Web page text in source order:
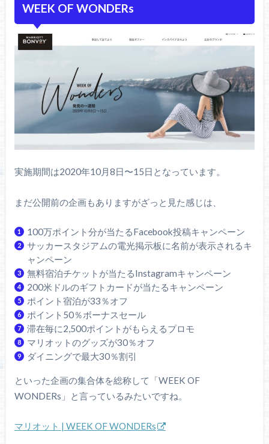
WEEK OF WONDERs
実施期間は2020年10月8日〜15日となっています。
まだ公開前の企画もありますがざっと見た感じは、
100万ポイント分が当たるFacebook投稿キャンペーン
サッカースタジアムの電光掲示板に名前が表示されるキ
ャンペーン
無料宿泊チケットが当たるInstagramキャンペーン
200米ドルのギフトカードが当たるキャンペーン
ポイント宿泊が33％オフ
ポイント50％ボーナスセール
滞在毎に2,500ポイントがもらえるプロモ
マリオットのグッズが30％オフ
ダイニングで最大30％割引
といった企画の集合体を総称して「WEEK OF
WONDERs」と言っているみたいですね。
マリオット | WEEK OF WONDERs